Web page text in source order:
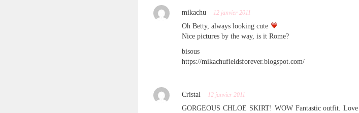
mikachu 12 janvier 2011
Oh Betty, always looking cute
Nice pictures by the way, is it Rome?
bisous
https://mikachufieldsforever.blogspot.com/
Cristal 12 janvier 2011
GORGEOUS CHLOE SKIRT! WOW Fantastic outfit.